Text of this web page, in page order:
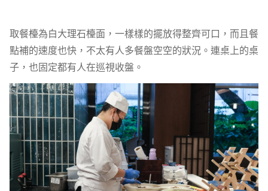
取餐檯為白大理石檯面，一樣樣的擺放得整齊可口，而且餐
點補的速度也快，不太有人多餐盤空空的狀況。連桌上的桌
子，也固定都有人在巡視收盤。